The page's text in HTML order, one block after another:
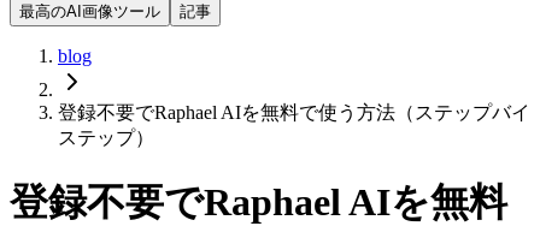
最高のAI画像ツール
記事
blog
登録不要でRaphael AIを無料で使う方法（ステップバイ
ステップ）
登録不要でRaphael AIを無料